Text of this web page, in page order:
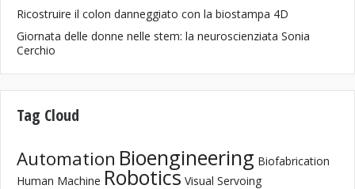
Ricostruire il colon danneggiato con la biostampa 4D
Giornata delle donne nelle stem: la neuroscienziata Sonia
Cerchio
Tag Cloud
Automation Bioengineering Biofabrication
Human Machine Robotics Visual Servoing